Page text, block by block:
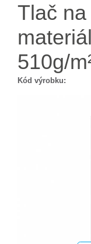
Tlač
510g/
Kód výrobku: